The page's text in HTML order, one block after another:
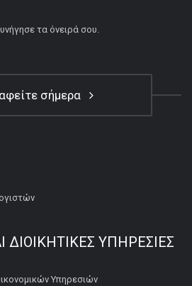
τα όνειρά σου.
σήμερα
ΔΙΟΙΚΗΤΙΚΕΣ ΥΠΗΡΕΣΙΕΣ
Υπηρεσιών